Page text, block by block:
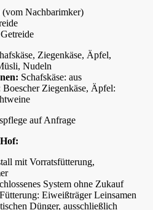
Nachbarimker)
Ziegenkäse, Äpfel,
Nudeln
Schafskäse: aus
Ziegenkäse, Äpfel:
auf Anfrage
mit Vorratsfütterung,
System ohne Zukauf
Eiweißträger Leinsamen
Dünger, ausschließlich